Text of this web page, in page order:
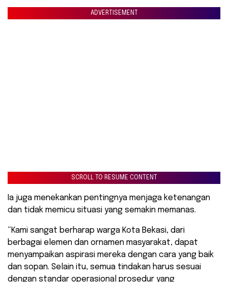
ADVERTISEMENT
SCROLL TO RESUME CONTENT
Ia juga menekankan pentingnya menjaga ketenangan
dan tidak memicu situasi yang semakin memanas.
“Kami sangat berharap warga Kota Bekasi, dari
berbagai elemen dan ornamen masyarakat, dapat
menyampaikan aspirasi mereka dengan cara yang baik
dan sopan. Selain itu, semua tindakan harus sesuai
dengan standar operasional prosedur yang